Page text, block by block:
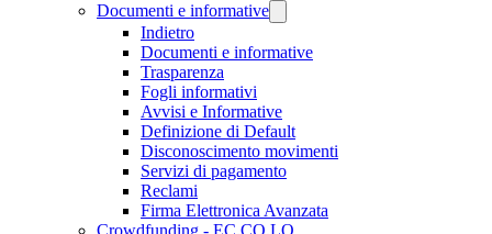
Documenti e informative
Indietro
Documenti e informative
Trasparenza
Fogli informativi
Avvisi e Informative
Definizione di Default
Disconoscimento movimenti
Servizi di pagamento
Reclami
Firma Elettronica Avanzata
Crowdfunding - EC.CO.LO